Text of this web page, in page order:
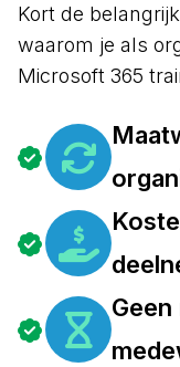
Kort de
waarom je als
Microsoft 365